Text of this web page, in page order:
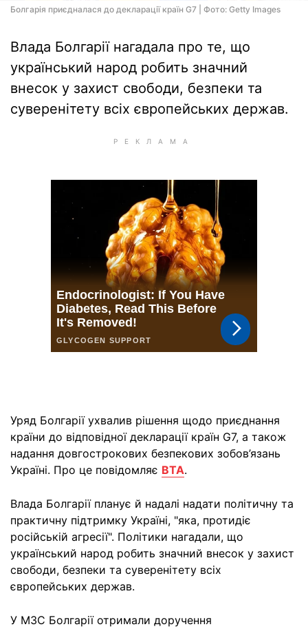
Болгарія приєдналася до декларації країн G7 | Фото: Getty Images
Влада Болгарії нагадала про те, що
український народ робить значний
внесок у захист свободи, безпеки та
суверенітету всіх європейських держав.
Уряд Болгарії ухвалив рішення щодо приєднання
країни до відповідної декларації країн G7, а також
надання довгострокових безпекових зобов’язань
Україні. Про це повідомляє BTA.
Влада Болгарії планує й надалі надати політичну та
практичну підтримку Україні, "яка, протидіє
російській агресії". Політики нагадали, що
український народ робить значний внесок у захист
свободи, безпеки та суверенітету всіх
європейських держав.
У МЗС Болгарії отримали доручення